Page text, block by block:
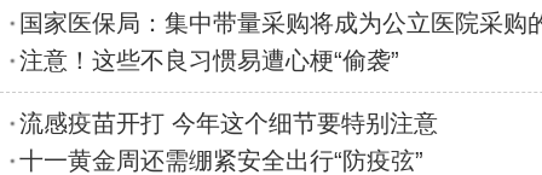
国家医保局：集中带量采购将成为公立医院采购
注意！这些不良习惯易遭心梗“偷袭”
流感疫苗开打 今年这个细节要特别注意
十一黄金周还需绷紧安全出行“防疫弦”